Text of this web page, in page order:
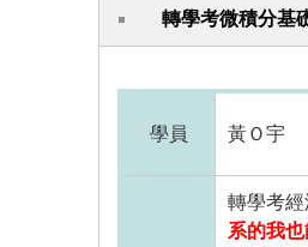
轉學考微積分基
學員 黃Ｏ宇
轉學考經
系的我